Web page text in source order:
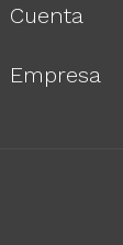
Cuenta
Empresa